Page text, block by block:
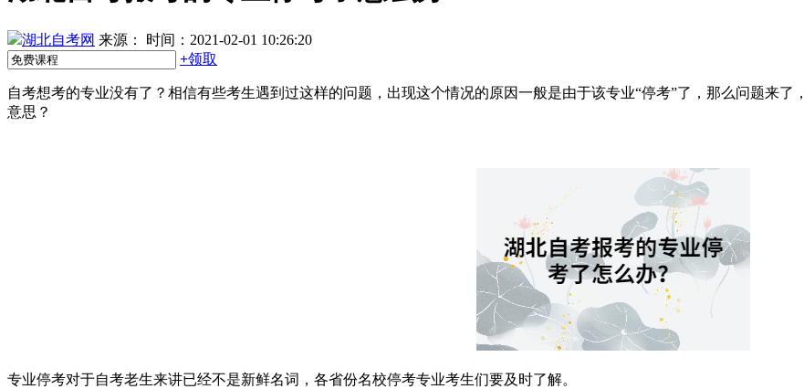
湖北自考网 来源：
时间：2021-02-01 10:26:20
+领取
自考想考的专业没有了？相信有些考生遇到过这样的问题，出现这个情况的原因一般是由于该专业“停考”了，那么问题来
意思？
专业停考对于自考老生来讲已经不是新鲜名词，各省份名校停考专业考生们要及时了解。